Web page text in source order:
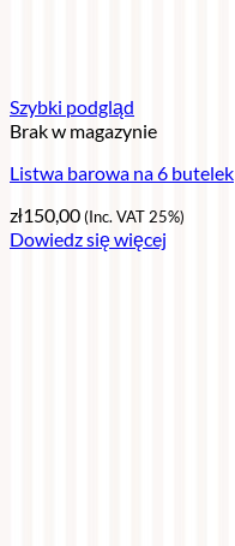
Szybki podgląd
Brak w magazynie
Listwa barowa na 6 butelek
zł150,00(Inc. VAT 25%)
Dowiedz się więcej